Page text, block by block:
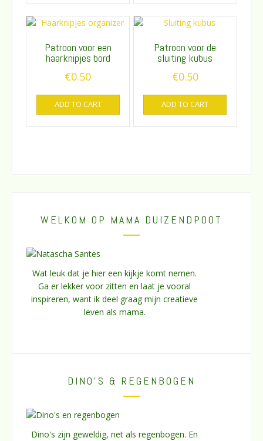
Patroon voor een
haarknipjes bord
€0.50
ADD TO CART
Patroon voor de
sluiting kubus
€0.50
ADD TO CART
WELKOM OP MAMA DUIZENDPOOT
Wat leuk dat je hier een kijkje komt nemen.
Ga er lekker voor zitten en laat je vooral
inspireren, want ik deel graag mijn creatieve
leven als mama.
DINO’S & REGENBOGEN
Dino's zijn geweldig, net als regenbogen. En